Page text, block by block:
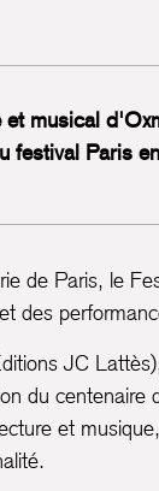
musical
festival Paris
de Paris, le
des
JC
du
et